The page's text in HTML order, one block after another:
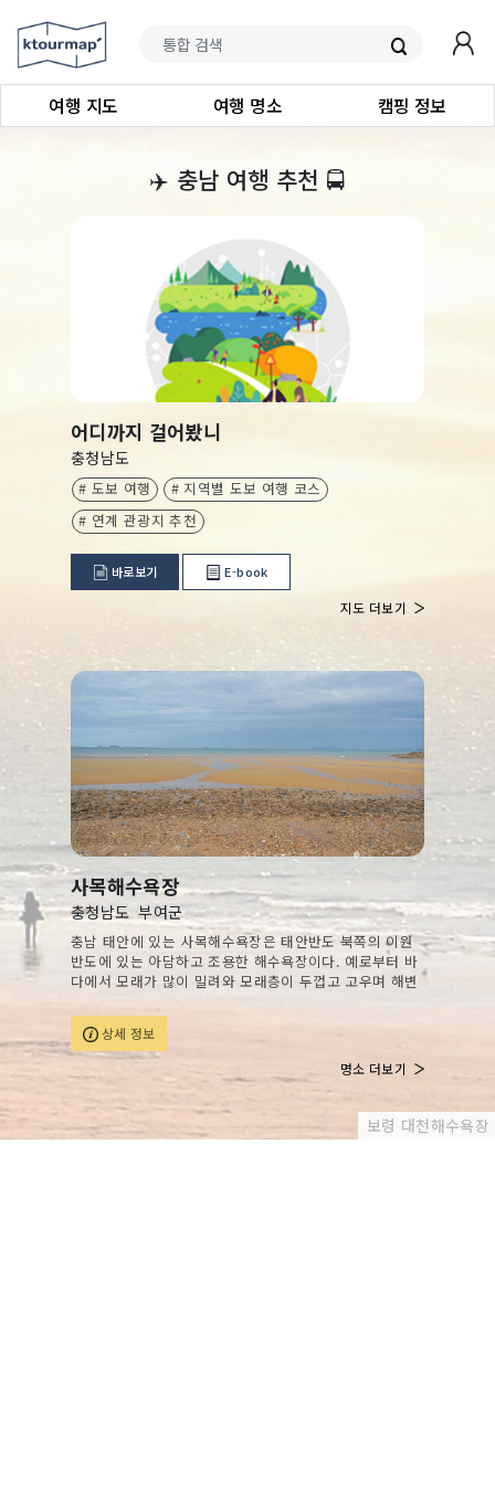
여행 지도 여행 명소 캠핑 정보
보령 대천해수욕장
‍✈️ 충남 여행 추천 🚍
어디까지 걸어봤니
충청남도
# 도보 여행
# 지역별 도보 여행 코스
# 연계 관광지 추천
바로보기 E-book
지도 더보기
사목해수욕장
충청남도 부여군
충남 태안에 있는 사목해수욕장은 태안반도 북쪽의 이원
반도에 있는 아담하고 조용한 해수욕장이다. 예로부터 바
다에서 모래가 많이 밀려와 모래층이 두껍고 고우며 해변
려지지 않은 곳이다. 아이들이 놀기 쉽고 바닷물이 깊지
않아 가족 방문객에게 좋다. 해변 바로 뒤로는 아름드리
소나무가 울창하게 숲을 이룬다. 주변에 만대포구, 그누굴
해변, 꾸지나무골해수욕장, 후망산, 고파도 등의 관광지가
있다. 작은 해수욕장이기 때문에 한여름에 오붓하게 물놀
이하기에도 안성맞춤이다.
상세 정보
명소 더보기